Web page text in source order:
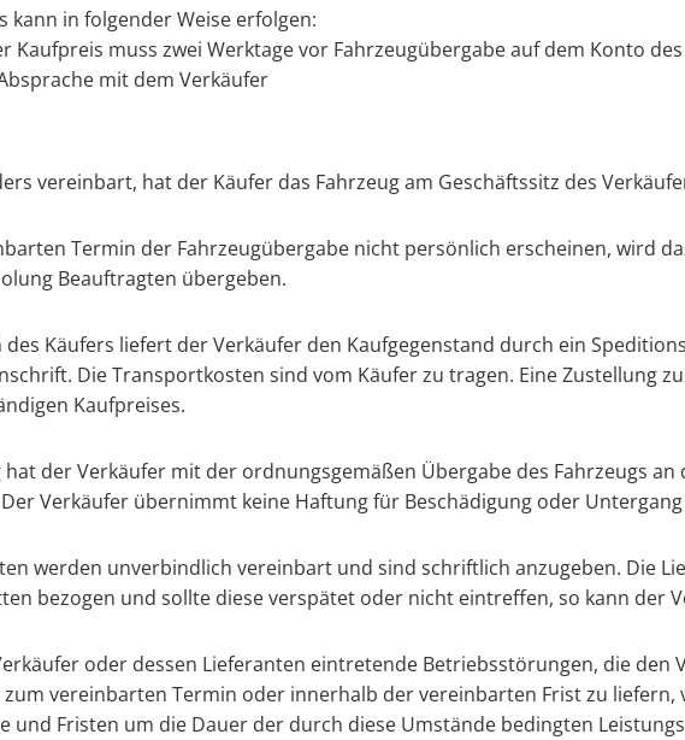
kann in folgender Weise erfolgen:
Kaufpreis muss zwei Werktage vor Fahrzeugübergabe auf dem Konto
mit dem Verkäufer
vereinbart, hat der Käufer das Fahrzeug am Geschäftssitz des
Termin der Fahrzeugübergabe nicht persönlich erscheinen, wird
Beauftragten übergeben.
des Käufers liefert der Verkäufer den Kaufgegenstand durch ein
Die Transportkosten sind vom Käufer zu tragen. Eine Zustellung
Kaufpreises.
hat der Verkäufer mit der ordnungsgemäßen Übergabe des Fahrzeugs
Verkäufer übernimmt keine Haftung für Beschädigung oder
werden unverbindlich vereinbart und sind schriftlich anzugeben. Die
bezogen und sollte diese verspätet oder nicht eintreffen, so kann der
oder dessen Lieferanten eintretende Betriebsstörungen, die den
vereinbarten Termin oder innerhalb der vereinbarten Frist zu liefern,
und Fristen um die Dauer der durch diese Umstände bedingten